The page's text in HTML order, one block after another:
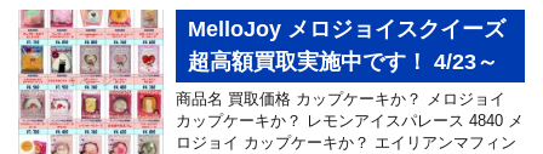
MelloJoy メロジョイスクイーズ
超高額買取実施中です！ 4/23～
商品名 買取価格 カップケーキか？ メロジョイ
カップケーキか？ レモンアイスパレース 4840 メ
ロジョイ カップケーキか？ エイリアンマフィン